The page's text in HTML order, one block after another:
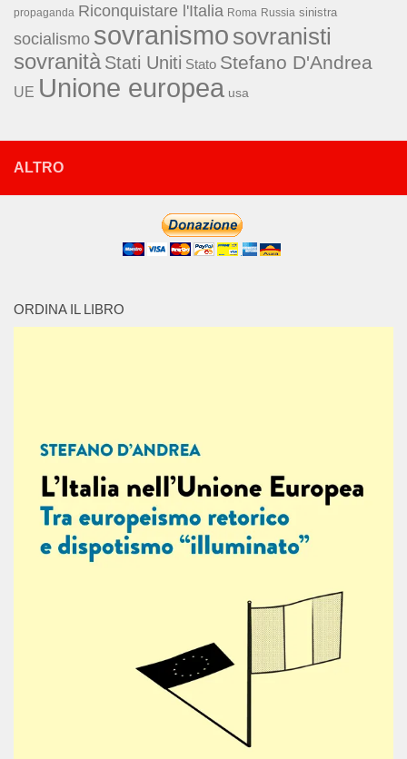
propaganda Riconquistare l'Italia Roma Russia sinistra
socialismo sovranismo sovranisti
sovranità Stati Uniti Stato Stefano D'Andrea
UE Unione europea usa
ALTRO
ORDINA IL LIBRO